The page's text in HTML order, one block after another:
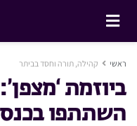
ראשי קהילה, תורה וחסד בביתר
ביוזמת
השתתפו בכנס